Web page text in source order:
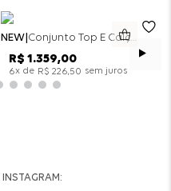
NEW Conjunto Top E Calça Wide Leg Bicolor Alfaitaria - Off White
R$ 1.359,00
6x de R$ 226,50 sem juros